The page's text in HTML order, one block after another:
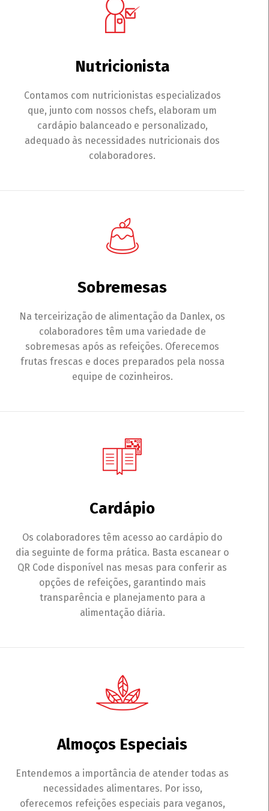
Nutricionista
Contamos com nutricionistas especializados
que, junto com nossos chefs, elaboram um
cardápio balanceado e personalizado,
adequado às necessidades nutricionais dos
colaboradores.
Sobremesas
Na terceirização de alimentação da Danlex, os
colaboradores têm uma variedade de
sobremesas após as refeições. Oferecemos
frutas frescas e doces preparados pela nossa
equipe de cozinheiros.
Cardápio
Os colaboradores têm acesso ao cardápio do
dia seguinte de forma prática. Basta escanear o
QR Code disponível nas mesas para conferir as
opções de refeições, garantindo mais
transparência e planejamento para a
alimentação diária.
Almoços Especiais
Entendemos a importância de atender todas as
necessidades alimentares. Por isso,
oferecemos refeições especiais para veganos,